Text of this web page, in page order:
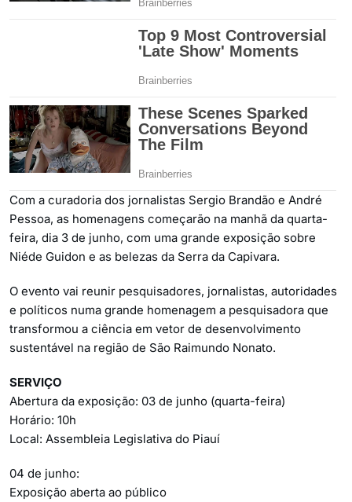
Com a curadoria dos jornalistas Sergio Brandão e André
Pessoa, as homenagens começarão na manhã da quarta-
feira, dia 3 de junho, com uma grande exposição sobre
Niéde Guidon e as belezas da Serra da Capivara.
O evento vai reunir pesquisadores, jornalistas, autoridades
e políticos numa grande homenagem a pesquisadora que
transformou a ciência em vetor de desenvolvimento
sustentável na região de São Raimundo Nonato.
SERVIÇO
Abertura da exposição: 03 de junho (quarta-feira)
Horário: 10h
Local: Assembleia Legislativa do Piauí
04 de junho:
Exposição aberta ao público